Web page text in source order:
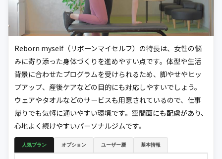
Reborn myself（リボーンマイセルフ）の特長は、女性の悩
みに寄り添った身体づくりを進めやすい点です。体型や生活
背景に合わせたプログラムを受けられるため、脚やせやヒッ
プアップ、産後ケアなどの目的にも対応しやすいでしょう。
ウェアやタオルなどのサービスも用意されているので、仕事
帰りでも気軽に通いやすい環境です。空間面にも配慮があり、
心地よく続けやすいパーソナルジムです。
人気プラン オプション ユーザー層 基本情報